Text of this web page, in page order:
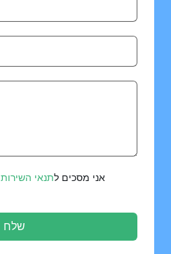
אני מסכים לתנאי השירות
שלח